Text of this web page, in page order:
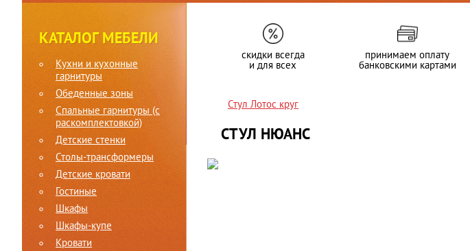
КАТАЛОГ МЕБЕЛИ
Кухни и кухонные
гарнитуры
Обеденные зоны
Спальные гарнитуры (c
раскомплектовкой)
Детские стенки
Столы-трансформеры
Детские кровати
Гостиные
Шкафы
Шкафы-купе
Кровати
скидки всегда
и для всех
принимаем оплату
банковскими картами
Стул Лотос круг
СТУЛ НЮАНС